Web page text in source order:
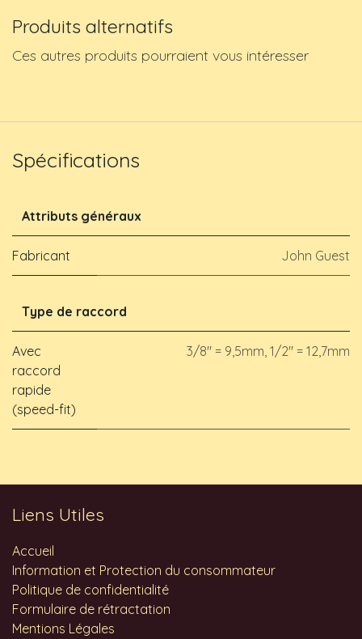
Produits alternatifs
Ces autres produits pourraient vous intéresser
Spécifications
Attributs généraux
Fabricant John Guest
Type de raccord
Avec
raccord
rapide
(speed-fit)
3/8" = 9,5mm, 1/2" = 12,7mm
Liens Utiles
Accueil
Information et Protection du consommateur
Politique de confidentialité
Formulaire de rétractation
Mentions Légales